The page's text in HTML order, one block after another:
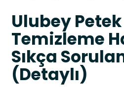
Ulubey Petek
Temizleme
Sıkça
(Detaylı)